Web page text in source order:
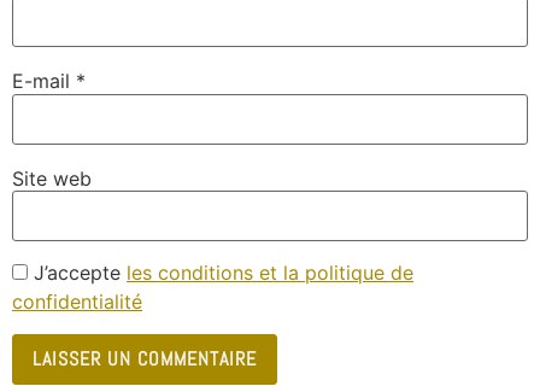
E-mail *
Site web
J’accepte les conditions et la politique de
confidentialité